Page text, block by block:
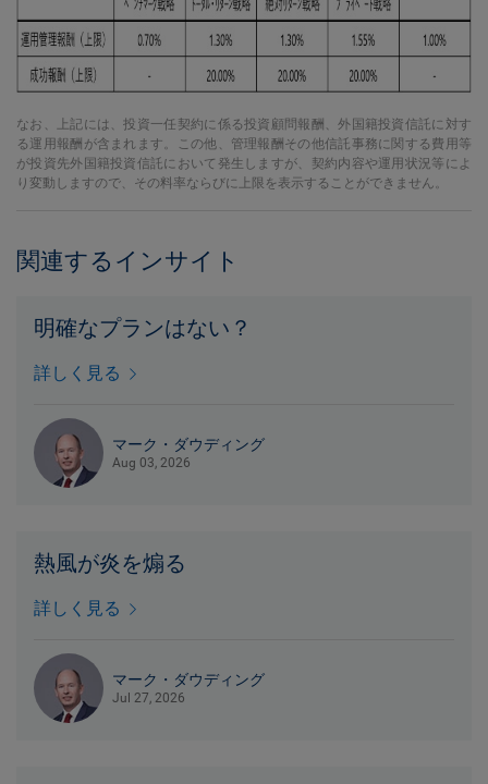
なお、上記には、投資一任契約に係る投資顧問報酬、外国籍投資信託に対す
る運用報酬が含まれます。この他、管理報酬その他信託事務に関する費用等
が投資先外国籍投資信託において発生しますが、契約内容や運用状況等によ
り変動しますので、その料率ならびに上限を表示することができません。
関連するインサイト
明確なプランはない？
詳しく見る
マーク・ダウディング
Aug 03, 2026
熱風が炎を煽る
詳しく見る
マーク・ダウディング
Jul 27, 2026